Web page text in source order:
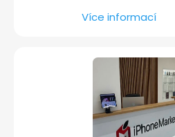
Více informací